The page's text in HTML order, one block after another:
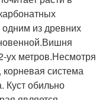
одним из древних
ух метров.Несмотря
система
Куст обильно